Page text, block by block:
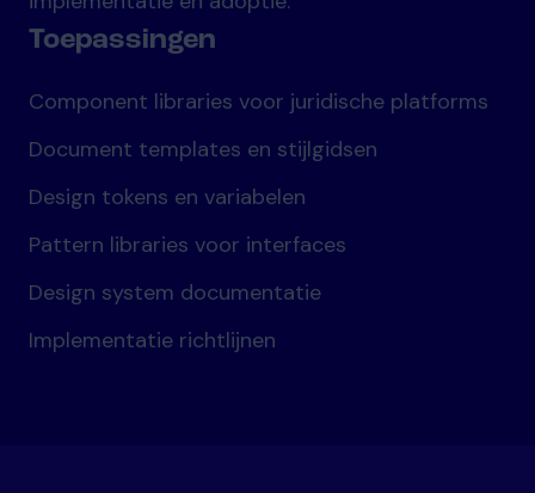
Toepassingen
Component libraries voor juridische platforms
Document templates en stijlgidsen
Design tokens en variabelen
Pattern libraries voor interfaces
Design system documentatie
Implementatie richtlijnen